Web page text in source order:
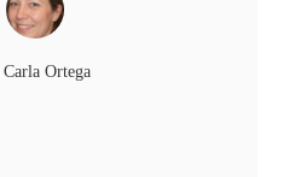
Carla Ortega